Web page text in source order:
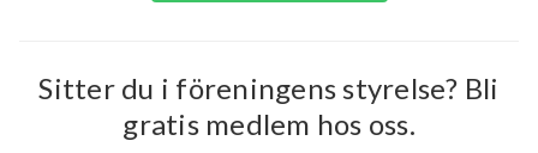
Sitter du i föreningens styrelse? Bli
gratis medlem hos oss.